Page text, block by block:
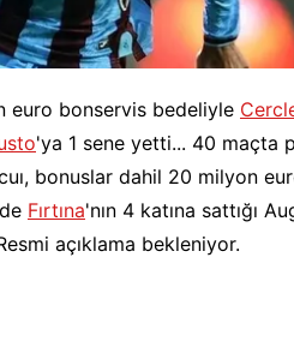
euro bonservis bedeliyle
'ya 1 sene yetti... 40 maçta
bonuslar dahil 20 milyon
Fırtına'nın 4 katına sattığı
açıklama bekleniyor.